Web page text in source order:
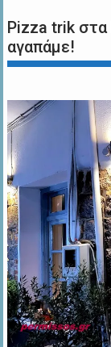
Pizza trik στα
αγαπάμε!